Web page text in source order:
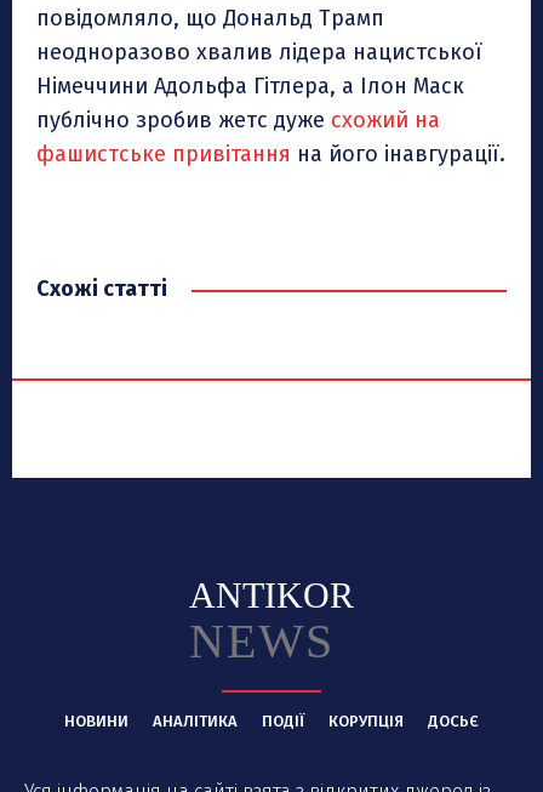
повідомляло, що Дональд Трамп
неодноразово хвалив лідера нацистської
Німеччини Адольфа Гітлера, а Ілон Маск
публічно зробив жетс дуже схожий на
фашистське привітання на його інавгурації.
Схожі статті
ANTIKOR
NEWS
НОВИНИ АНАЛІТИКА ПОДІЇ КОРУПЦІЯ ДОСЬЄ